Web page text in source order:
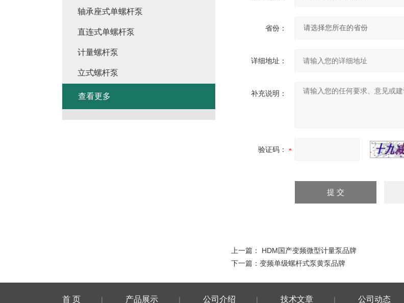
省份：
详细地址：
补充说明：
验证码：
上一篇： HDM国产变频微型计量泵品牌
下一篇： 变频单级螺杆式泵黄泵品牌
轴承座式单螺杆泵
直连式单螺杆泵
计量螺杆泵
立式螺杆泵
查看更多
首 页 | 产品展示 | 公司介绍 | 技术文章 | 公司动态